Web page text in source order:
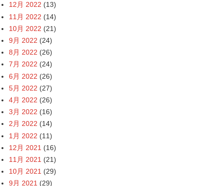
12月 2022 (13)
11月 2022 (14)
10月 2022 (21)
9月 2022 (24)
8月 2022 (26)
7月 2022 (24)
6月 2022 (26)
5月 2022 (27)
4月 2022 (26)
3月 2022 (16)
2月 2022 (14)
1月 2022 (11)
12月 2021 (16)
11月 2021 (21)
10月 2021 (29)
9月 2021 (29)